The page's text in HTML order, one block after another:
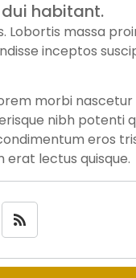
habitant.
Lobortis massa
inceptos
morbi
nibh potenti
eros
lectus quisque.